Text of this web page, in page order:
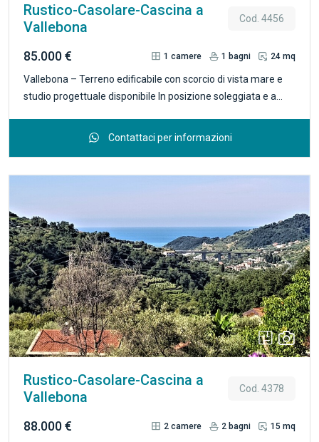
Rustico-Casolare-Cascina a
Vallebona
Cod. 4456
85.000 € 1camere 1 bagni 24 mq
Vallebona – Terreno edificabile con scorcio di vista mare e
studio progettuale disponibile In posizione soleggiata e a
vendita un terreno edificabile pianeggiante di circa 2.200 mq,
situato in una tranquilla zona collinare di Vallebona. La
realizzazione di una villa di circa 220 mq complessivi, tra
superficie residenziale e magazzino, sviluppata su un unico
piano. All'interno del terreno è presente un fabbricato rurale
(rustico) di circa 24 mq, disposto su due livelli, un elemento
che aggiunge carattere e valore alla proprietà. Il terreno
offre un'interessante opportunità per realizzare una villa
indipendente immersa nel verde, mantenendo la comodità
dei servizi e la vicinanza alla costa. Tra i punti di forza della
proprietà si segnala la presenza di un pozzo-cisterna per la
terreno e l'autonomia idrica. È inoltre disponibile, su richiesta,
uno studio progettuale che permette di valutare
concretamente le potenzialità edificatorie e di immaginare
Contattaci per informazioni
Previous Next
Rustico-Casolare-Cascina a
Vallebona
Cod. 4378
88.000 € 2camere 2 bagni 15 mq